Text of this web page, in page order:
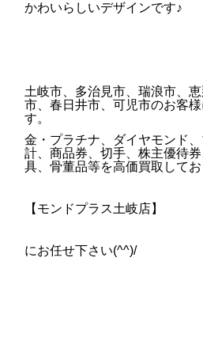
かわいらしいデザインです♪
土岐市、多治見市、瑞浪市、
市、春日井市、可児市のお客
す。
金・プラチナ、ダイヤモンド
計、商品券、切手、株主優待
具、骨董品等を高価買取してお
【モンドプラス土岐店】
にお任せ下さい(^^)/